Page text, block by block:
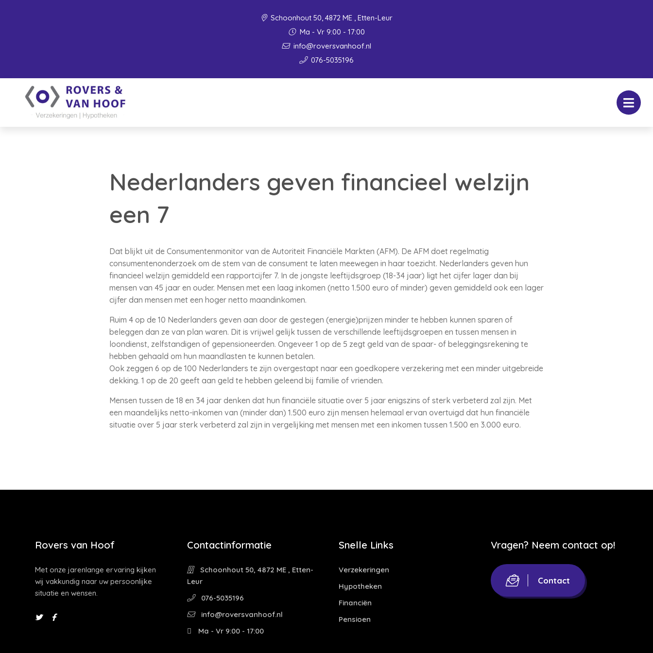
Schoonhout 50, 4872 ME , Etten-Leur
Ma - Vr 9:00 - 17:00
info@roversvanhoof.nl
076-5035196
Nederlanders geven financieel welzijn
een 7
Dat blijkt uit de Consumentenmonitor van de Autoriteit Financiële Markten (AFM). De AFM doet regelmatig
consumentenonderzoek om de stem van de consument te laten meewegen in haar toezicht. Nederlanders geven hun
financieel welzijn gemiddeld een rapportcijfer 7. In de jongste leeftijdsgroep (18-34 jaar) ligt het cijfer lager dan bij
mensen van 45 jaar en ouder. Mensen met een laag inkomen (netto 1.500 euro of minder) geven gemiddeld ook een lager
cijfer dan mensen met een hoger netto maandinkomen.
Ruim 4 op de 10 Nederlanders geven aan door de gestegen (energie)prijzen minder te hebben kunnen sparen of
beleggen dan ze van plan waren. Dit is vrijwel gelijk tussen de verschillende leeftijdsgroepen en tussen mensen in
loondienst, zelfstandigen of gepensioneerden. Ongeveer 1 op de 5 zegt geld van de spaar- of beleggingsrekening te
hebben gehaald om hun maandlasten te kunnen betalen.
Ook zeggen 6 op de 100 Nederlanders te zijn overgestapt naar een goedkopere verzekering met een minder uitgebreide
dekking. 1 op de 20 geeft aan geld te hebben geleend bij familie of vrienden.
Mensen tussen de 18 en 34 jaar denken dat hun financiële situatie over 5 jaar enigszins of sterk verbeterd zal zijn. Met
een maandelijks netto-inkomen van (minder dan) 1.500 euro zijn mensen helemaal ervan overtuigd dat hun financiële
situatie over 5 jaar sterk verbeterd zal zijn in vergelijking met mensen met een inkomen tussen 1.500 en 3.000 euro.
Rovers van Hoof
Met onze jarenlange ervaring kijken
wij vakkundig naar uw persoonlijke
situatie en wensen.
Contactinformatie
Schoonhout 50, 4872 ME , Etten-
Leur
076-5035196
info@roversvanhoof.nl
Ma - Vr 9:00 - 17:00
Snelle Links
Verzekeringen
Hypotheken
Financiën
Pensioen
Vragen? Neem contact op!
Contact